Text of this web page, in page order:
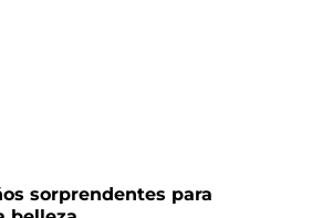
sorprendentes para